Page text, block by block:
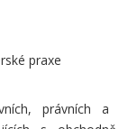
praxe
právních a